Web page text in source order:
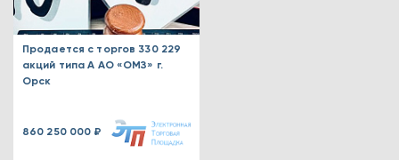
Продается с торгов 330 229
акций типа А АО «ОМЗ» г.
Орск
860 250 000 ₽